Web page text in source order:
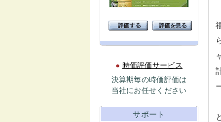
● 時価評価サービス
決算期毎の時価評価は
当社にお任せください
サポート